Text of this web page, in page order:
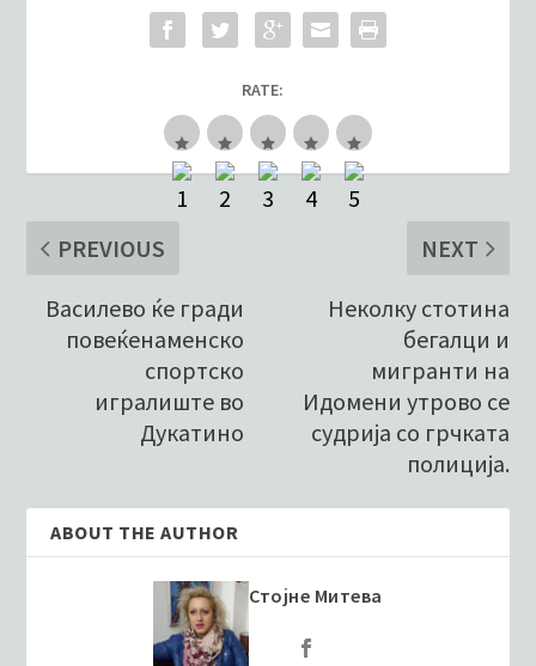
RATE:
PREVIOUS
Василево ќе гради
повеќенаменско
спортско
игралиште во
Дукатино
NEXT
Неколку стотина
бегалци и
мигранти на
Идомени утрово се
судрија со грчката
полиција.
ABOUT THE AUTHOR
Стојне Митева